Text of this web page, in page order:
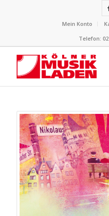
Mein Konto
Telefon: